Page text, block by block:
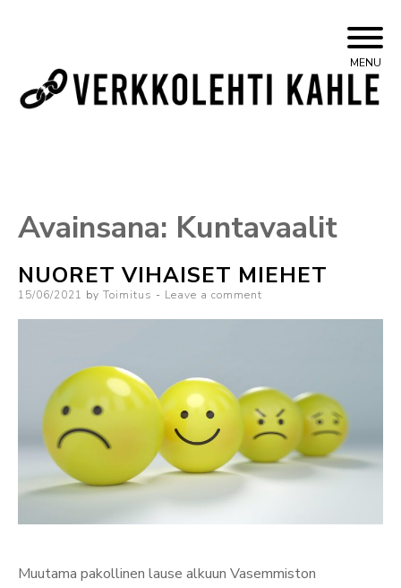
to
content
Kahle MENU
Avainsana: Kuntavaalit
NUORET VIHAISET MIEHET
Posted
15/06/2021 by Toimitus Leave a comment
Muutama pakollinen lause alkuun Vasemmiston